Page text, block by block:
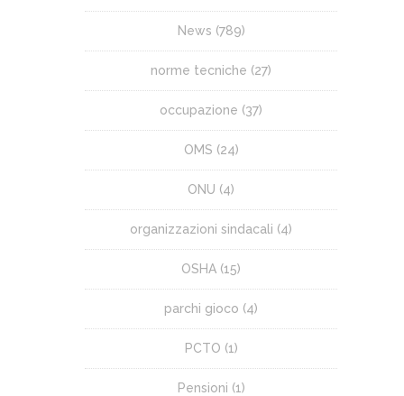
News (789)
norme tecniche (27)
occupazione (37)
OMS (24)
ONU (4)
organizzazioni sindacali (4)
OSHA (15)
parchi gioco (4)
PCTO (1)
Pensioni (1)